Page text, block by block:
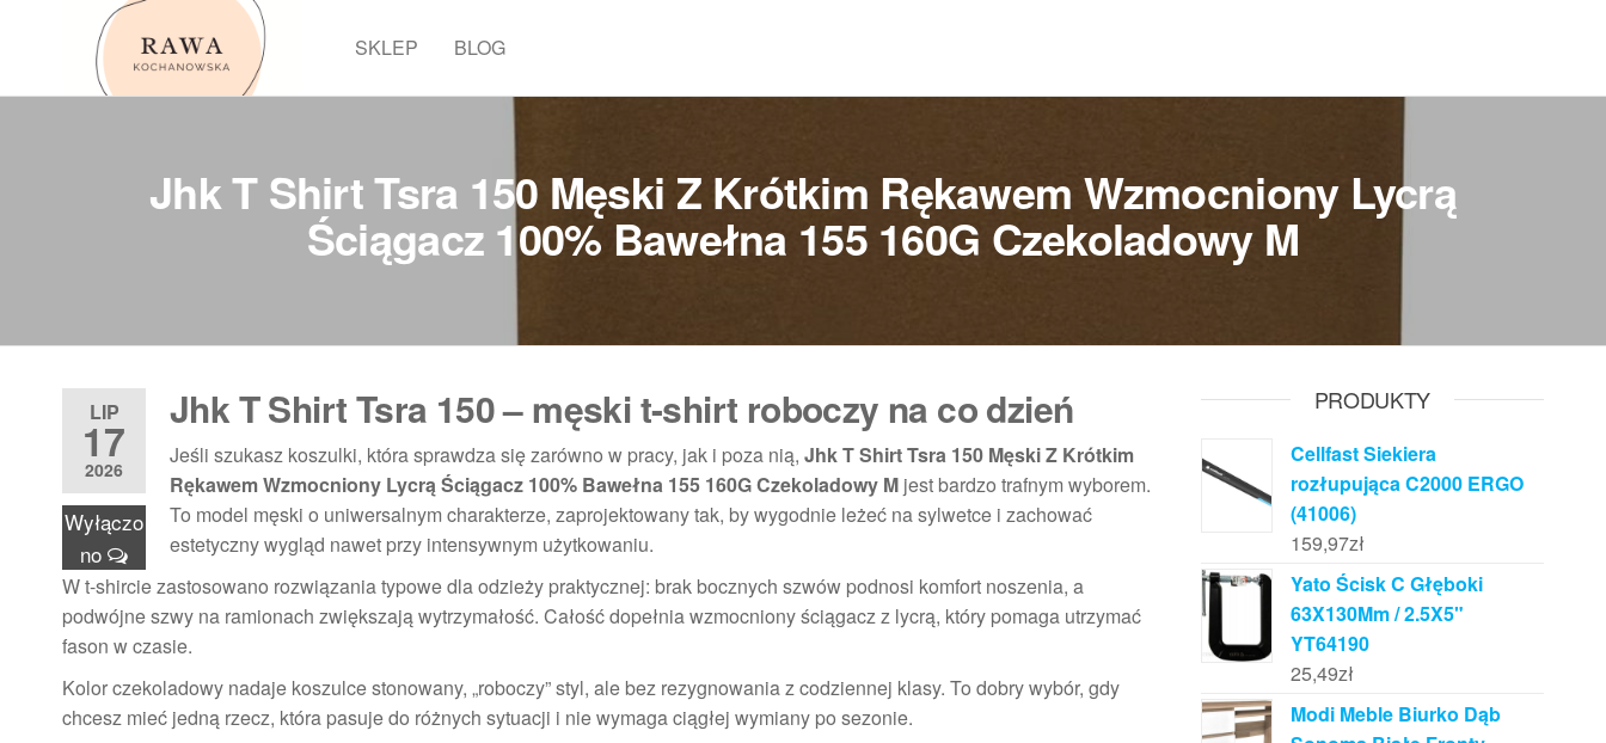
SKLEP BLOG
Jhk T Shirt Tsra 150 Męski Z Krótkim Rękawem Wzmocniony Lycrą
Ściągacz 100% Bawełna 155 160G Czekoladowy M
LIP
17
2026
Wyłączo
no
Jhk T Shirt Tsra 150 – męski t-shirt roboczy na co dzień
Jeśli szukasz koszulki, która sprawdza się zarówno w pracy, jak i poza nią, Jhk T Shirt Tsra 150 Męski Z Krótkim
Rękawem Wzmocniony Lycrą Ściągacz 100% Bawełna 155 160G Czekoladowy M jest bardzo trafnym wyborem.
To model męski o uniwersalnym charakterze, zaprojektowany tak, by wygodnie leżeć na sylwetce i zachować
estetyczny wygląd nawet przy intensywnym użytkowaniu.
W t-shircie zastosowano rozwiązania typowe dla odzieży praktycznej: brak bocznych szwów podnosi komfort noszenia, a
podwójne szwy na ramionach zwiększają wytrzymałość. Całość dopełnia wzmocniony ściągacz z lycrą, który pomaga utrzymać
fason w czasie.
Kolor czekoladowy nadaje koszulce stonowany, „roboczy” styl, ale bez rezygnowania z codziennej klasy. To dobry wybór, gdy
chcesz mieć jedną rzecz, która pasuje do różnych sytuacji i nie wymaga ciągłej wymiany po sezonie.
PRODUKTY
Cellfast Siekiera
rozłupująca C2000 ERGO
(41006)
159,97zł
Yato Ścisk C Głęboki
63X130Mm / 2.5X5"
YT64190
25,49zł
Modi Meble Biurko Dąb